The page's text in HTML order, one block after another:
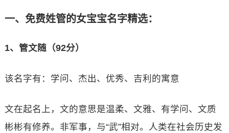
一、免费姓管的女宝宝名字精选：
1、管文随（92分）
该名字有：学问、杰出、优秀、吉利的寓意
文在起名上，文的意思是温柔、文雅、有学问、文质
彬彬有修养。非军事，与“武”相对。人类在社会历史发